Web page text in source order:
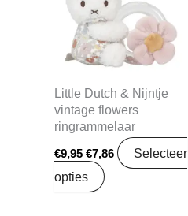
Little Dutch & Nijntje
vintage flowers
ringrammelaar
€9,95 €7,86
Selecteer
opties